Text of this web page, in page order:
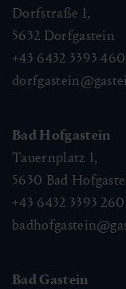
Dorfstraße 1,
5632 Dorfgastein
+43 6432 3393 460
Bad Hofgastein
Tauernplatz 1,
5630 Bad
+43 6432 3393 260
Bad Gastein